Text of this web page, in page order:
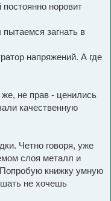
норовит
загнать в
напряжений. А где
не прав - ценились
качественную
Четно говоря, уже
слоя металл и
книжку умную
не хочешь